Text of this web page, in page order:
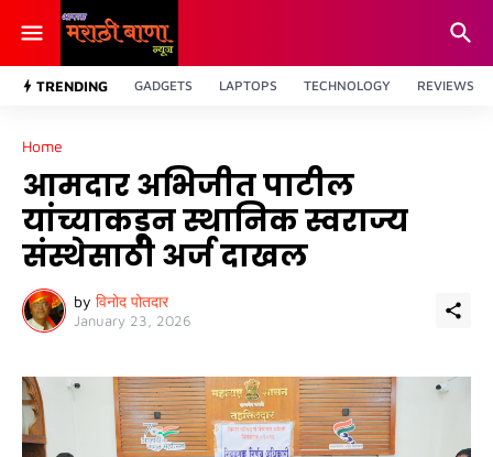
TRENDING GADGETS LAPTOPS TECHNOLOGY REVIEWS
Home
आमदार अभिजीत पाटील
यांच्याकडून स्थानिक स्वराज्य
संस्थेसाठी अर्ज दाखल
by विनोद पोतदार
January 23, 2026